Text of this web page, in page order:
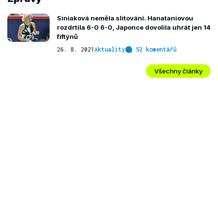
Siniaková neměla slitování. Hanataniovou
rozdrtila 6-0 6-0, Japonce dovolila uhrát jen 14
fiftýnů
26. 8. 2021Aktuality 52 komentářů
Všechny články